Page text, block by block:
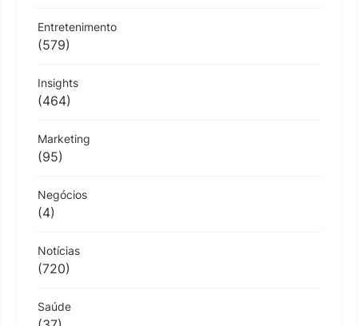
Entretenimento
(579)
Insights
(464)
Marketing
(95)
Negócios
(4)
Notícias
(720)
Saúde